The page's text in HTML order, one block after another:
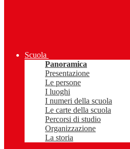
Scuola
Panoramica
Presentazione
Le persone
I luoghi
I numeri della scuola
Le carte della scuola
Percorsi di studio
Organizzazione
La storia